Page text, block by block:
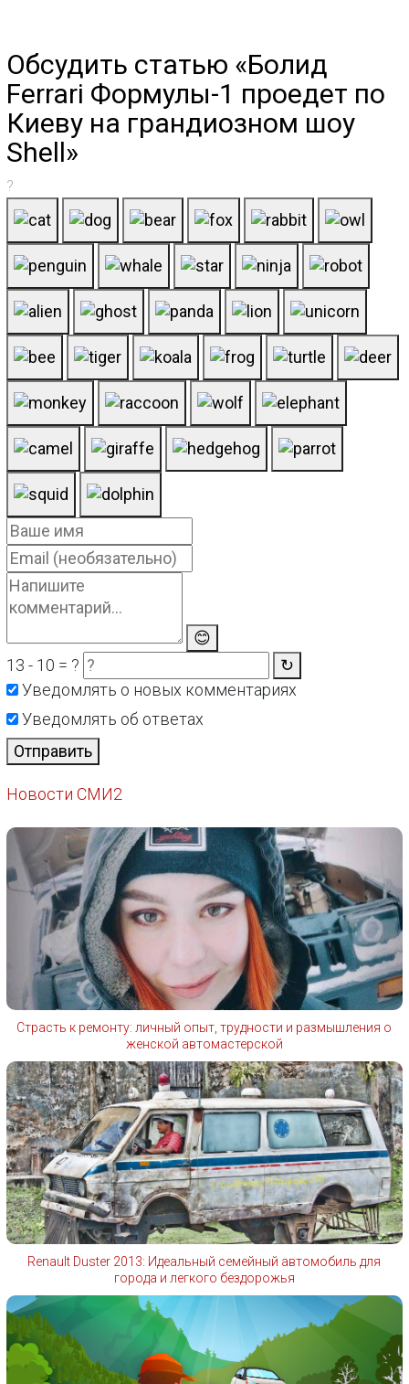
Обсудить статью «Болид
Ferrari Формулы-1 проедет по
Киеву на грандиозном шоу
Shell»
?
😊
13 - 10 = ?
↻
Уведомлять о новых комментариях
Уведомлять об ответах
Отправить
Новости СМИ2
Страсть к ремонту: личный опыт, трудности и размышления о
женской автомастерской
Renault Duster 2013: Идеальный семейный автомобиль для
города и легкого бездорожья